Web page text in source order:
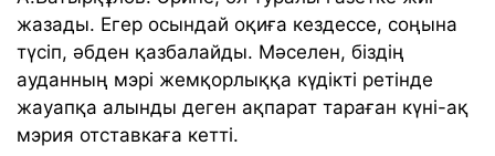
жазады. Егер осындай оқиға кездессе, соңына
түсіп, әбден қазбалайды. Мәселен, біздің
ауданның мэрі жемқорлыққа күдікті ретінде
жауапқа алынды деген ақпарат тараған күні-ақ
мэрия отставкаға кетті.